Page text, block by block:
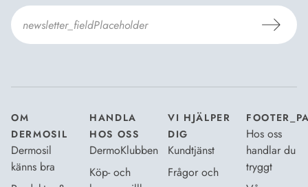
OM
DERMOSIL
Dermosil
känns bra
HANDLA
HOS OSS
DermoKlubben
Köp- och
VI HJÄLPER
DIG
Kundtjänst
Frågor och
Hos oss
handlar du
tryggt